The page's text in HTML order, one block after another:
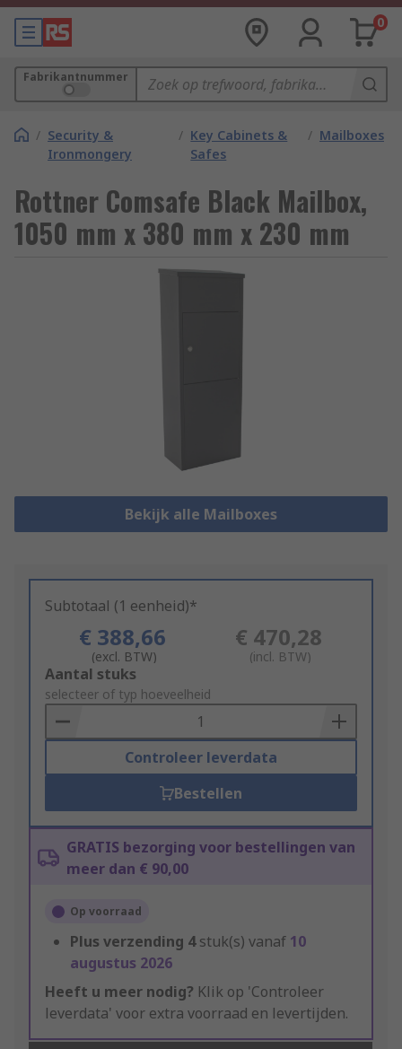
0
Fabrikantnummer
/ Security &
Ironmongery
/ Key Cabinets &
Safes
/ Mailboxes
Rottner Comsafe Black Mailbox,
1050 mm x 380 mm x 230 mm
Bekijk alle Mailboxes
Subtotaal (1 eenheid)*
€ 388,66
(excl. BTW)
€ 470,28
(incl. BTW)
Add
to
Basket
Aantal stuks
selecteer of typ hoeveelheid
Controleer leverdata
Bestellen
GRATIS bezorging voor bestellingen van
meer dan € 90,00
Op voorraad
Plus verzending 4stuk(s) vanaf 10
augustus 2026
Heeft u meer nodig? Klik op 'Controleer
leverdata' voor extra voorraad en levertijden.